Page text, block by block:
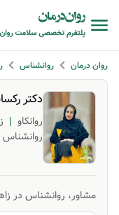
روان درمان روانشناس
دکتر
روانکاو |
مشاور، روانشناس در